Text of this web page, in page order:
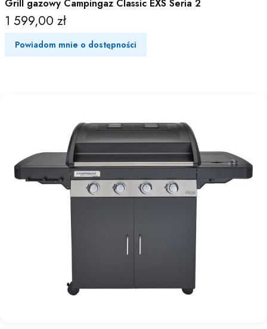
Grill gazowy Campingaz Classic EXS Seria 2
Cena
1 599,00 zł
Powiadom mnie o dostępności